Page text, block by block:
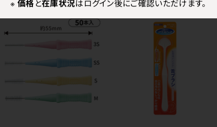
※ 価格と在庫状況はログイン後にご確認いただけます。